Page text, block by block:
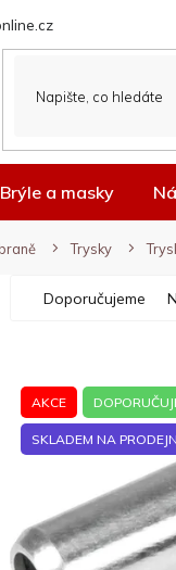
Brýle a masky
Trysky
Ř
a
n
í
p
r
u
k
Doporučujeme
p
o
AKCE
SKLADEM NA